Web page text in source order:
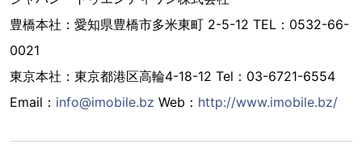
豊橋本社：愛知県豊橋市多米東町 2-5-12 TEL：0532-66-
0021
東京本社：東京都港区高輪4-18-12 Tel：03-6721-6554
Email： info@imobile.bz Web： http://www.imobile.bz/